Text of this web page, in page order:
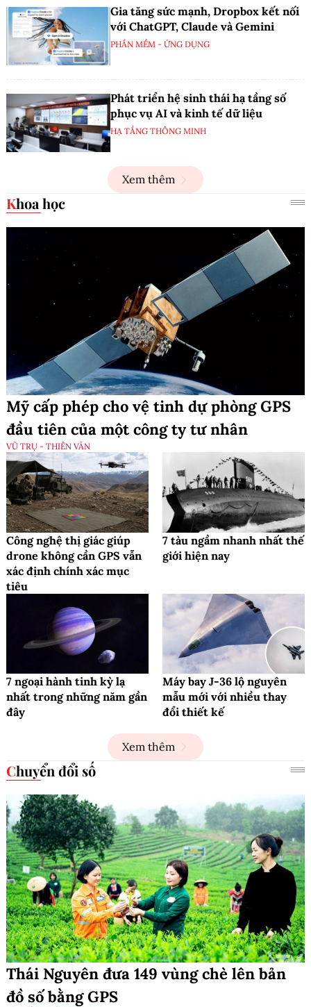
Gia tăng sức mạnh, Dropbox kết nối
với ChatGPT, Claude và Gemini
PHẦN MỀM - ỨNG DỤNG
Phát triển hệ sinh thái hạ tầng số
phục vụ AI và kinh tế dữ liệu
HẠ TẦNG THÔNG MINH
Xem thêm
Khoa học
Mỹ cấp phép cho vệ tinh dự phòng GPS
đầu tiên của một công ty tư nhân
VŨ TRỤ - THIÊN VĂN
Công nghệ thị giác giúp
drone không cần GPS vẫn
xác định chính xác mục
tiêu
7 tàu ngầm nhanh nhất thế
giới hiện nay
7 ngoại hành tinh kỳ lạ
nhất trong những năm gần
đây
Máy bay J-36 lộ nguyên
mẫu mới với nhiều thay
đổi thiết kế
Xem thêm
Chuyển đổi số
Thái Nguyên đưa 149 vùng chè lên bản
đồ số bằng GPS